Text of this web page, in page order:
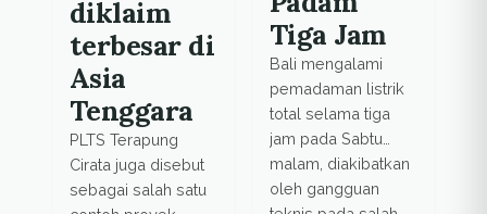
diklaim
terbesar di
Asia
Tenggara
PLTS Terapung
Cirata juga disebut
sebagai salah satu
Tiga Jam
Bali mengalami
pemadaman listrik
total selama tiga
jam pada Sabtu
malam, diakibatkan
oleh gangguan